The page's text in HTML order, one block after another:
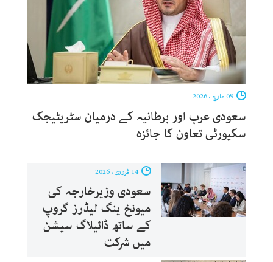
سعودی عرب اور برطانیہ کے درمیان سٹریٹیجک
سکیورٹی تعاون کا جائزہ
سعودی وزیرخارجہ کی
میونخ ینگ لیڈرز گروپ
کے ساتھ ڈائیلاگ سیشن
میں شرکت